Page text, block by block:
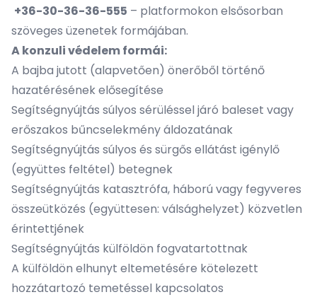
+36-30-36-36-555 – platformokon elsősorban
szöveges üzenetek formájában.
A konzuli védelem formái:
A bajba jutott (alapvetően) önerőből történő
hazatérésének elősegítése
Segítségnyújtás súlyos sérüléssel járó baleset vagy
erőszakos bűncselekmény áldozatának
Segítségnyújtás súlyos és sürgős ellátást igénylő
(együttes feltétel) betegnek
Segítségnyújtás katasztrófa, háború vagy fegyveres
összeütközés (együttesen: válsághelyzet) közvetlen
érintettjének
Segítségnyújtás külföldön fogvatartottnak
A külföldön elhunyt eltemetésére kötelezett
hozzátartozó temetéssel kapcsolatos